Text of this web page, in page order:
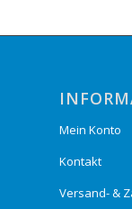
Mein Konto
Kontakt
Versand- &